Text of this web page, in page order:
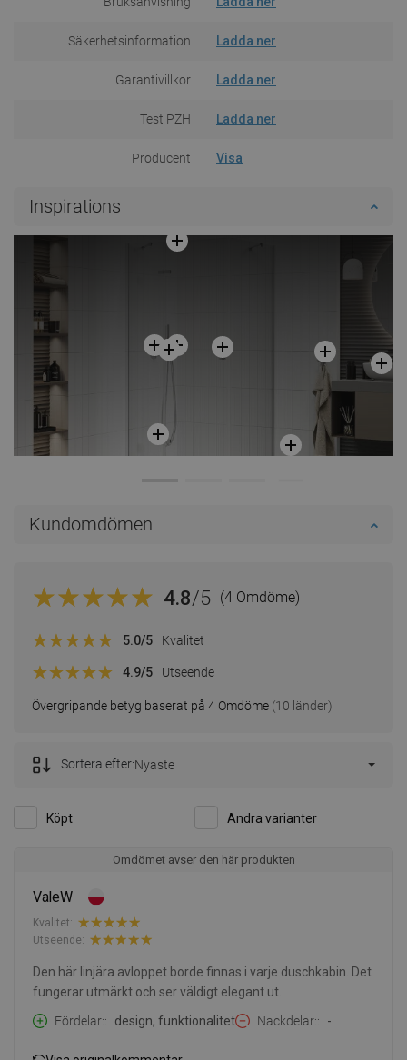
Säkerhetsinformation Ladda ner
Garantivillkor Ladda ner
Test PZH Ladda ner
Producent Visa
Inspirations
Kundomdömen
4.8/5 (4 Omdöme)
Övergripande betyg baserat på 4 Omdöme (10 länder)
5.0/5 Kvalitet
4.9/5 Utseende
Köpt Andra varianter
Sortera efter:Nyaste
Omdömet avser den här produkten
ValeW
Kvalitet:
Utseende:
Den här linjära avloppet borde finnas i varje duschkabin. Det
fungerar utmärkt och ser väldigt elegant ut.
Fördelar:
design, funktionalitet Nackdelar: -